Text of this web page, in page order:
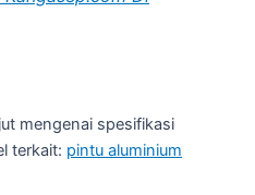
mengenai spesifikasi
terkait: pintu aluminium